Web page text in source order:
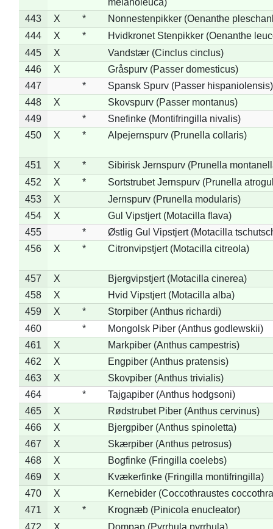
443
X *
Nonnestenpikker (Oenanthe
444
X *
Hvidkronet Stenpikker (Oenanthe
445
X
Vandstær (Cinclus cinclus)
446
X
Gråspurv (Passer domesticus)
447
*
Spansk Spurv (Passer hispaniolensis)
448
X
Skovspurv (Passer montanus)
449
*
Snefinke (Montifringilla nivalis)
450
X * Alpejernspurv (Prunella collaris)
451 X *
Sibirisk Jernspurv (Prunella
452
X *
Sortstrubet Jernspurv (Prunella
453
X
Jernspurv (Prunella modularis)
454
X
Gul Vipstjert (Motacilla flava)
455
*
Østlig Gul Vipstjert (Motacilla
456
X * Citronvipstjert (Motacilla citreola)
457 X
Bjergvipstjert (Motacilla cinerea)
458
X
Hvid Vipstjert (Motacilla alba)
459
X *
Storpiber (Anthus richardi)
460
*
Mongolsk Piber (Anthus godlewskii)
461
X
Markpiber (Anthus campestris)
462
X
Engpiber (Anthus pratensis)
463
X
Skovpiber (Anthus trivialis)
464
*
Tajgapiber (Anthus hodgsoni)
465
X
Rødstrubet Piber (Anthus cervinus)
466
X
Bjergpiber (Anthus spinoletta)
467
X
Skærpiber (Anthus petrosus)
468
X
Bogfinke (Fringilla coelebs)
469
X
Kvækerfinke (Fringilla montifringilla)
470
X
Kernebider (Coccothraustes
471
X *
Krognæb (Pinicola enucleator)
472
X Dompap (Pyrrhula pyrrhula)